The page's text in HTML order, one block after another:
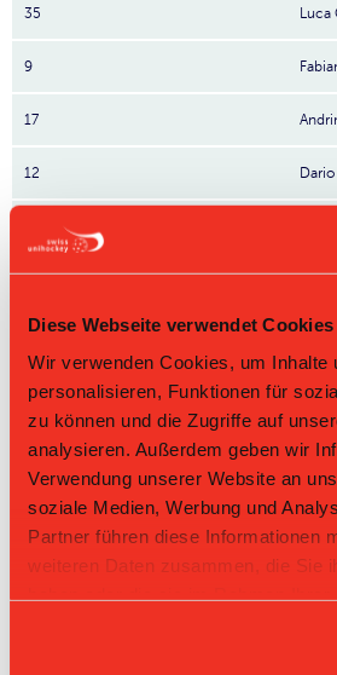
Diese Webseite verwendet Cookies
Wir verwenden Cookies, um Inhalte
personalisieren, Funktionen für
zu können und die Zugriffe auf
analysieren. Außerdem geben wir
Verwendung unserer Website an
soziale Medien, Werbung und
Partner führen diese Informationen
weiteren Daten zusammen, die Sie
35 Luca
9
17
12
61 Noel
42 Alain
51
Nr: Nummer
Tabelle Herren GF 1. Liga Gruppe 2
08.08.2026
L-UPL
Men
L-UPL
Women
HNLB